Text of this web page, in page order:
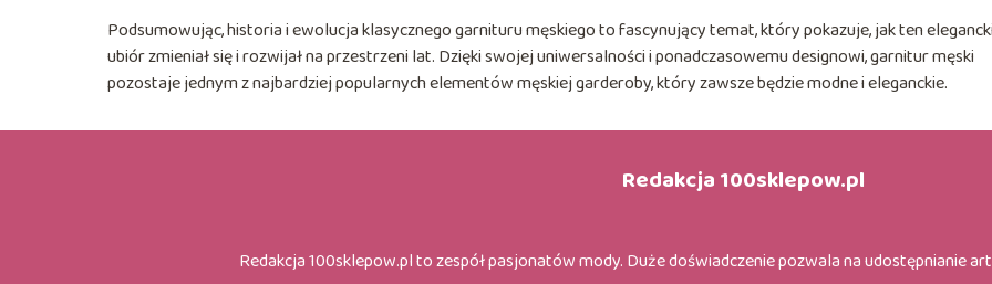
Podsumowując, historia i ewolucja klasycznego garnituru męskiego to fascynujący temat, który pokazuje, jak ten elegancki
ubiór zmieniał się i rozwijał na przestrzeni lat. Dzięki swojej uniwersalności i ponadczasowemu designowi, garnitur męski
pozostaje jednym z najbardziej popularnych elementów męskiej garderoby, który zawsze będzie modne i eleganckie.
Redakcja 100sklepow.pl
Redakcja 100sklepow.pl to zespół pasjonatów mody. Duże doświadczenie pozwala na udostępnianie